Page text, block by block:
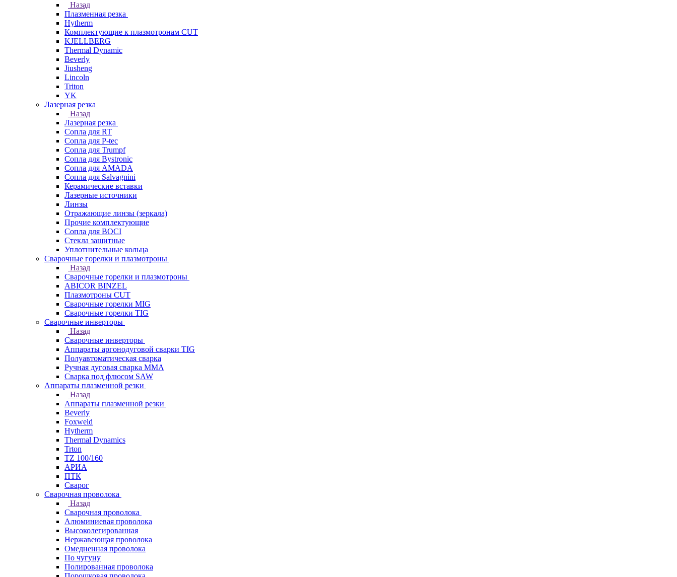
Назад
Плазменная резка
Hytherm
Комплектующие к плазмотронам CUT
KJELLBERG
Thermal Dynamic
Beverly
Jiusheng
Lincoln
Triton
YK
Лазерная резка
Назад
Лазерная резка
Сопла для RT
Сопла для P-tec
Сопла для Trumpf
Сопла для Bystronic
Сопла для AMADA
Сопла для Salvagnini
Керамические вставки
Лазерные источники
Линзы
Отражающие линзы (зеркала)
Прочие комплектующие
Сопла для BOCI
Стекла защитные
Уплотнительные кольца
Сварочные горелки и плазмотроны
Назад
Сварочные горелки и плазмотроны
ABICOR BINZEL
Плазмотроны CUT
Сварочные горелки MIG
Сварочные горелки TIG
Сварочные инверторы
Назад
Сварочные инверторы
Аппараты аргонодуговой сварки TIG
Полуавтоматическая сварка
Ручная дуговая сварка MMA
Сварка под флюсом SAW
Аппараты плазменной резки
Назад
Аппараты плазменной резки
Beverly
Foxweld
Hytherm
Thermal Dynamics
Trton
TZ 100/160
АРИА
ПТК
Сварог
Сварочная проволока
Назад
Сварочная проволока
Алюминиевая проволока
Высоколегированная
Нержавеющая проволока
Омедненная проволока
По чугуну
Полированная проволока